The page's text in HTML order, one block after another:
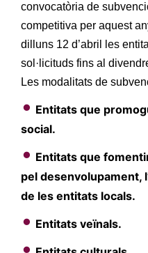
convocatòria de
competitiva per aquest
dilluns 12 d’abril les
sol·licituds fins al
Les modalitats de
Entitats que
social.
Entitats que
pel desenvolupament,
de les entitats locals.
Entitats veïnals.